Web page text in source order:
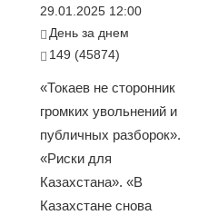
29.01.2025 12:00
День за днем
149 (45874)
«Токаев не сторонник
громких увольнений и
публичных разборок».
«Риски для
Казахстана». «В
Казахстане снова